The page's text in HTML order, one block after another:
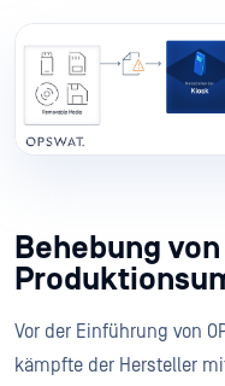
Behebung
Vor der Einführung von
kämpfte der Hersteller